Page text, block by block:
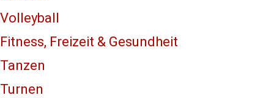
Volleyball
Fitness, Freizeit & Gesundheit
Tanzen
Turnen